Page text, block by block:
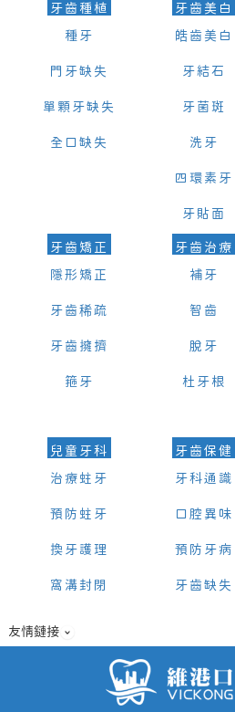
牙齒種植
種牙
門牙缺失
單顆牙缺失
全口缺失
牙齒美白
皓齒美白
牙結石
牙菌斑
洗牙
四環素牙
牙貼面
牙齒矯正
隱形矯正
牙齒稀疏
牙齒擁擠
箍牙
牙齒治療
補牙
智齒
脫牙
杜牙根
兒童牙科
治療蛀牙
預防蛀牙
換牙護理
窩溝封閉
牙齒保健
牙科通識
口腔異味
預防牙病
牙齒缺失
友情鏈接